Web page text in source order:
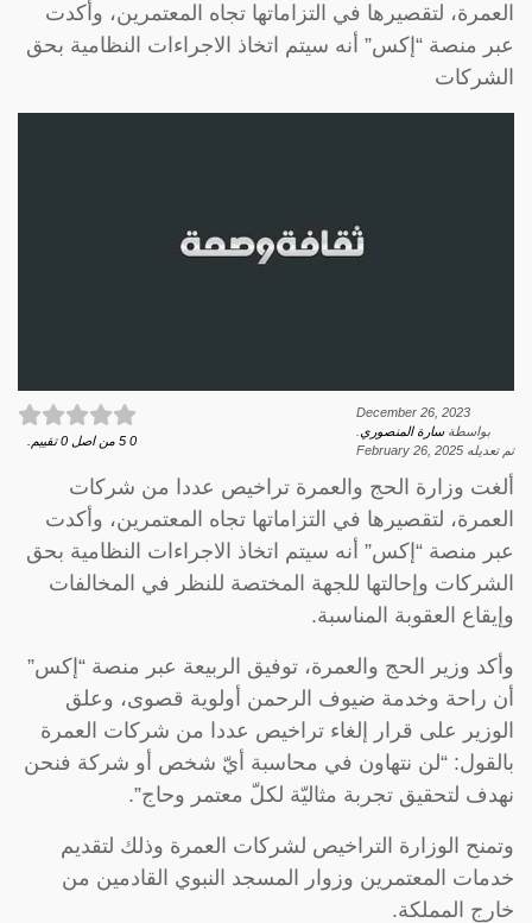
العمرة، لتقصيرها في التزاماتها تجاه المعتمرين، وأكدت
عبر منصة “إكس” أنه سيتم اتخاذ الاجراءات النظامية بحق
الشركات
December 26, 2023
بواسطةسارة المنصوري
تم تعديله February 26, 2025
0
5 من اصل 0 تقييم.
ألغت وزارة الحج والعمرة تراخيص عددا من شركات
العمرة، لتقصيرها في التزاماتها تجاه المعتمرين، وأكدت
عبر منصة “إكس” أنه سيتم اتخاذ الاجراءات النظامية بحق
الشركات وإحالتها للجهة المختصة للنظر في المخالفات
وإيقاع العقوبة المناسبة.
وأكد وزير الحج والعمرة، توفيق الربيعة عبر منصة “إكس”
أن راحة وخدمة ضيوف الرحمن أولوية قصوى، وعلق
الوزير على قرار إلغاء تراخيص عددا من شركات العمرة
بالقول: “لن نتهاون في محاسبة أيّ شخص أو شركة فنحن
نهدف لتحقيق تجربة مثاليّة لكلّ معتمر وحاج”.
وتمنح الوزارة التراخيص لشركات العمرة وذلك لتقديم
خدمات المعتمرين وزوار المسجد النبوي القادمين من
خارج المملكة.